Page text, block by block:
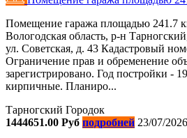
Помещение гаража площадью 241.7
Вологодская область, р-н
ул. Советская, д. 43 Кадастровый
Ограничение прав и обременение
зарегистрировано. Год постройки -
кирпичные. Планиро...
Тарногский Городок
1444651.00 Руб подробней 23/07/2026